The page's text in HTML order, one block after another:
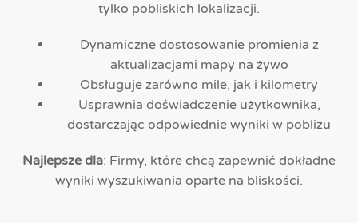
tylko pobliskich lokalizacji.
Dynamiczne dostosowanie promienia z
aktualizacjami mapy na żywo
Obsługuje zarówno mile, jak i kilometry
Usprawnia doświadczenie użytkownika,
dostarczając odpowiednie wyniki w pobliżu
Najlepsze dla: Firmy, które chcą zapewnić dokładne
wyniki wyszukiwania oparte na bliskości.